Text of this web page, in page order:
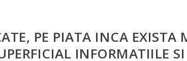
PE PIATA INCA EXISTA
INFORMATIILE